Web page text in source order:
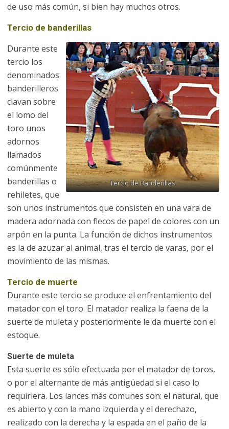
de uso más común, si bien hay muchos otros.
Tercio de banderillas
Tercio de Banderillas
Durante este
tercio los
denominados
banderilleros
clavan sobre
el lomo del
toro unos
adornos
llamados
comúnmente
banderillas o
rehiletes, que
son unos instrumentos que consisten en una vara de
madera adornada con flecos de papel de colores con un
arpón en la punta. La función de dichos instrumentos
es la de azuzar al animal, tras el tercio de varas, por el
movimiento de las mismas.
Tercio de muerte
Durante este tercio se produce el enfrentamiento del
matador con el toro. El matador realiza la faena de la
suerte de muleta y posteriormente le da muerte con el
estoque.
Suerte de muleta
Esta suerte es sólo efectuada por el matador de toros,
o por el alternante de más antigüedad si el caso lo
requiriera. Los lances más comunes son: el natural, que
es abierto y con la mano izquierda y el derechazo,
realizado con la derecha y la espada en el paño de la